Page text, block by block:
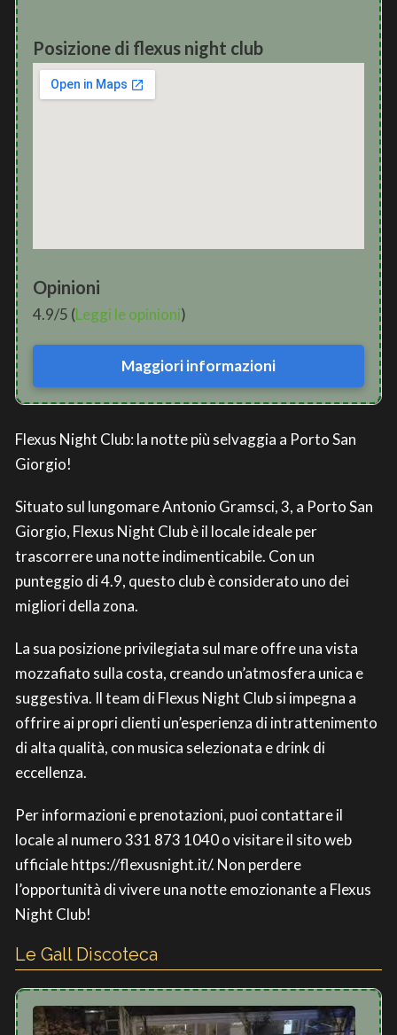
Posizione di flexus night club
Opinioni
4.9/5 (Leggi le opinioni)
Maggiori informazioni
Flexus Night Club: la notte più selvaggia a Porto San
Giorgio!
Situato sul lungomare Antonio Gramsci, 3, a Porto San
Giorgio, Flexus Night Club è il locale ideale per
trascorrere una notte indimenticabile. Con un
punteggio di 4.9, questo club è considerato uno dei
migliori della zona.
La sua posizione privilegiata sul mare offre una vista
mozzafiato sulla costa, creando un’atmosfera unica e
suggestiva. Il team di Flexus Night Club si impegna a
offrire ai propri clienti un’esperienza di intrattenimento
di alta qualità, con musica selezionata e drink di
eccellenza.
Per informazioni e prenotazioni, puoi contattare il
locale al numero 331 873 1040 o visitare il sito web
ufficiale https://flexusnight.it/. Non perdere
l’opportunità di vivere una notte emozionante a Flexus
Night Club!
Le Gall Discoteca